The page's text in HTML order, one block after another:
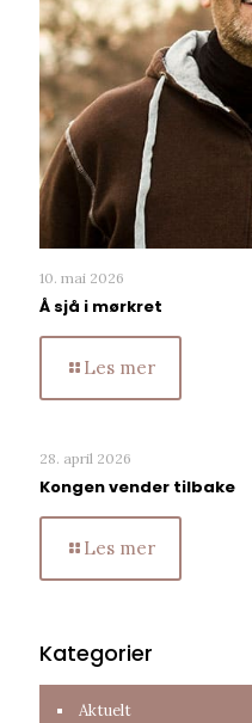
10. mai 2026
Å sjå i mørkret
Les mer
28. april 2026
Kongen vender tilbake
Les mer
Kategorier
Aktuelt